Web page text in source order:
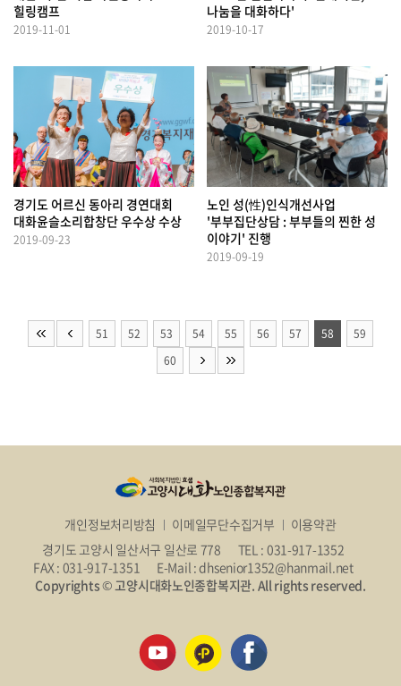
힐링캠프
2019-11-01
나눔을 대화하다'
2019-10-17
경기도 어르신 동아리 경연대회
대화윤슬소리합창단 우수상 수상
2019-09-23
노인 성(性)인식개선사업
'부부집단상담 : 부부들의 찐한 성
이야기' 진행
2019-09-19
51 52 53 54 55 56 57 58
59
60
개인정보처리방침 이메일무단수집거부
이용약관
경기도 고양시 일산서구 일산로 778
TEL : 031-917-1352
FAX : 031-917-1351
E-Mail : dhsenior1352@hanmail.net
Copyrights © 고양시대화노인종합복지관. All rights reserved.